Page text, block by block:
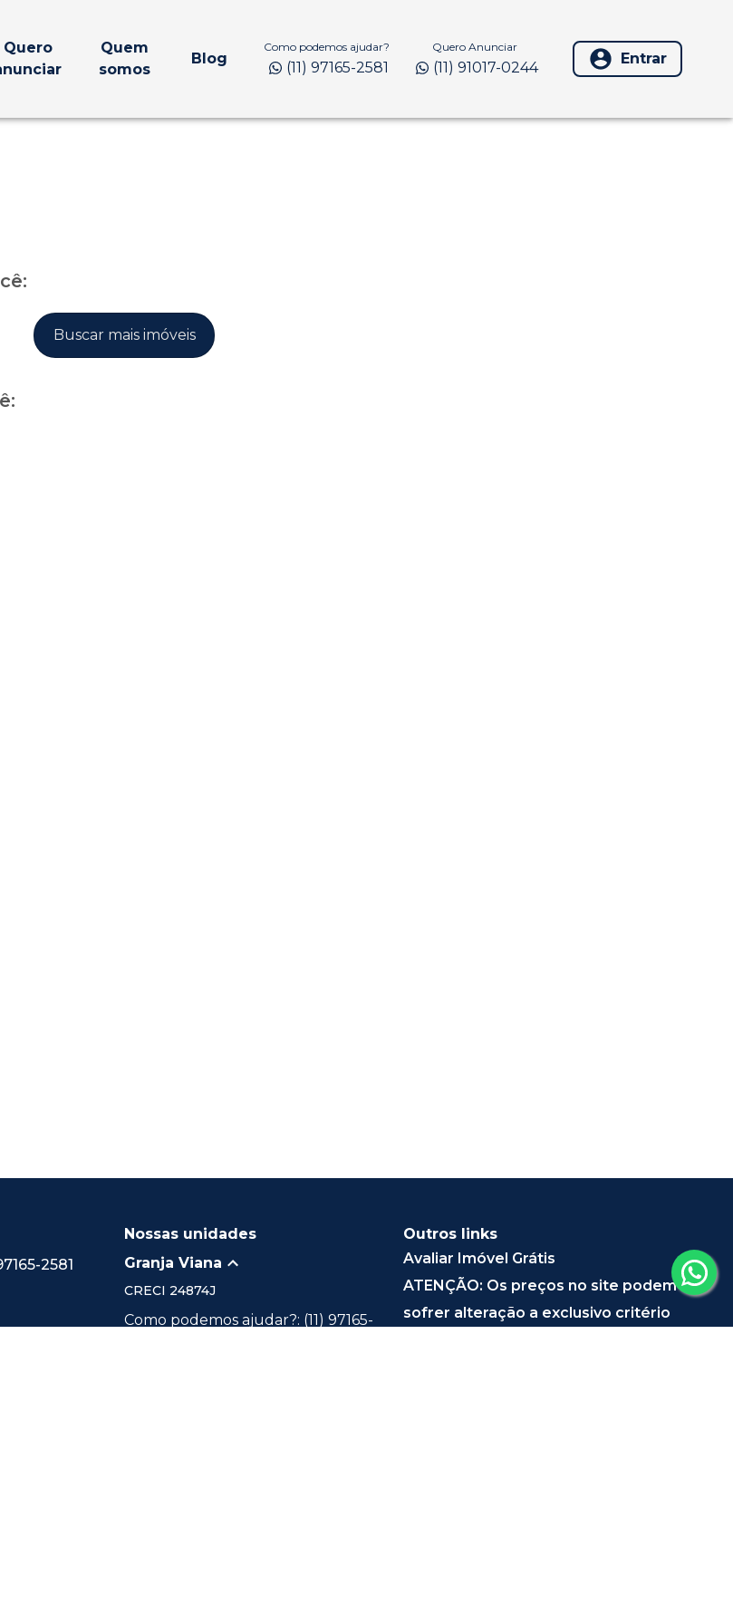
Quero
Quem
somos
Blog
Como podemos ajudar?
(11) 97165-2581
Quero Anunciar
(11) 91017-0244 Entrar
Buscar mais imóveis
2581
Nossas unidades
Granja Viana
CRECI 24874J
Como podemos ajudar?: (11) 97165-
Outros links
Avaliar Imóvel Grátis
ATENÇÃO: Os preços no site podem
sofrer alteração a exclusivo critério